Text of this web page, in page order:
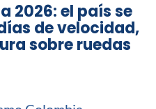
2026: el país se
de velocidad,
sobre ruedas